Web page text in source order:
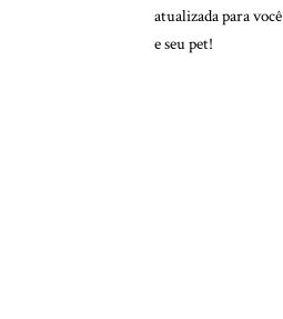
atualizada para você
e seu pet!